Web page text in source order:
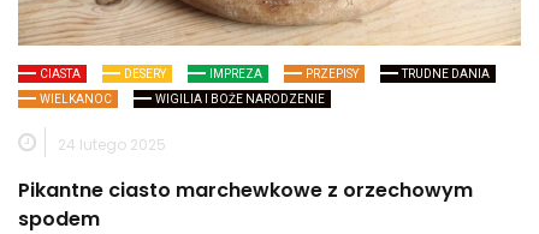
CIASTA DESERY IMPREZA PRZEPISY
TRUDNE DANIA
WIELKANOC
WIGILIA I BOŻE NARODZENIE
24 lutego 2025
Pikantne ciasto marchewkowe z orzechowym
spodem